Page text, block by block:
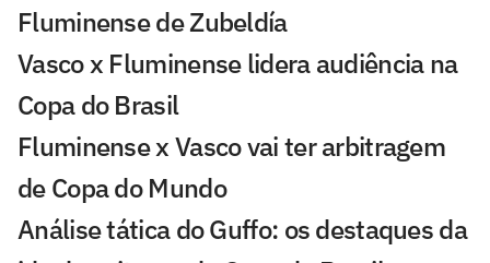
Fluminense de Zubeldía
Vasco x Fluminense lidera audiência na
Copa do Brasil
Fluminense x Vasco vai ter arbitragem
de Copa do Mundo
Análise tática do Guffo: os destaques da